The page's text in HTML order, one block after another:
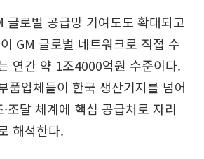
글로벌 공급망 기여도도 확대되고
GM 글로벌 네트워크로 직접 수
연간 약 1조4000억원 수준이다.
품업체들이 한국 생산기지를 넘어
조달 체계에 핵심 공급처로 자리
해석한다.